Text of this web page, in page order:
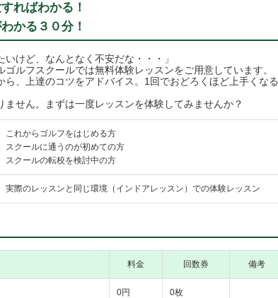
ればわかる！
かる３０分！
いけど、なんとなく不安だな・・・」
ルフスクールでは無料体験レッスンをご用意しています。
ら、上達のコツをアドバイス。1回でおどろくほど上手くなる
ません。まずは一度レッスンを体験してみませんか？
これからゴルフをはじめる方
スクールに通うのが初めての方
スクールの転校を検討中の方
実際のレッスンと同じ環境（インドアレッスン）での体験レッスン
料金 回数券 備考
0円 0枚